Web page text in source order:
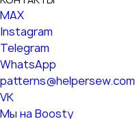
MAX
Instagram
Telegram
WhatsApp
patterns@helpersew.com
VK
Мы на Boosty